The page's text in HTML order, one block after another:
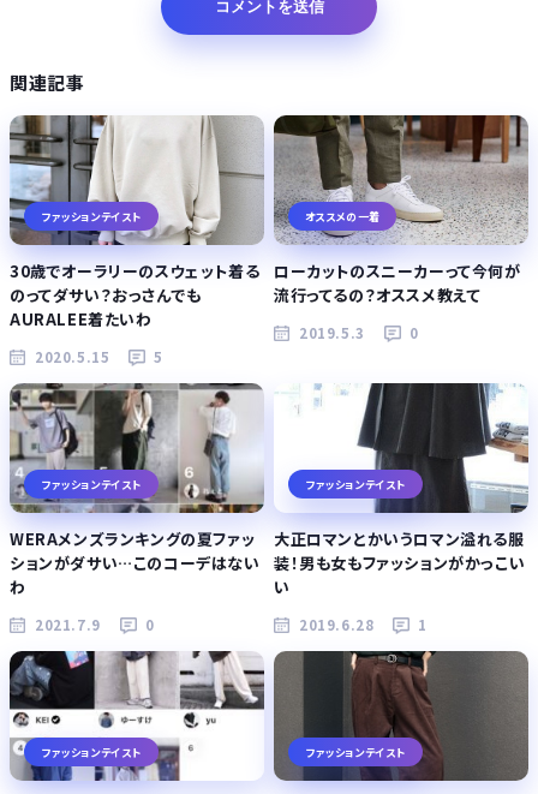
関連記事
ファッションテイスト
30歳でオーラリーのスウェット着る
のってダサい？おっさんでも
AURALEE着たいわ
2020.5.15 5
オススメの一着
ローカットのスニーカーって今何が
流行ってるの？オススメ教えて
2019.5.3 0
ファッションテイスト
WERAメンズランキングの夏ファッ
ションがダサい…このコーデはない
わ
2021.7.9 0
ファッションテイスト
大正ロマンとかいうロマン溢れる服
装！男も女もファッションがかっこい
い
2019.6.28 1
ファッションテイスト ファッションテイスト